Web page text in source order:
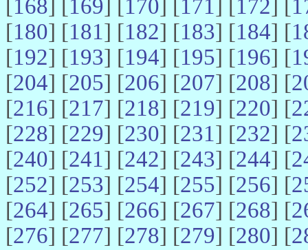
[168] [169] [170] [171] [172] [
[180] [181] [182] [183] [184] [
[192] [193] [194] [195] [196] [
[204] [205] [206] [207] [208] [
[216] [217] [218] [219] [220] [
[228] [229] [230] [231] [232] [
[240] [241] [242] [243] [244] [
[252] [253] [254] [255] [256] [
[264] [265] [266] [267] [268] [
[276] [277] [278] [279] [280] [